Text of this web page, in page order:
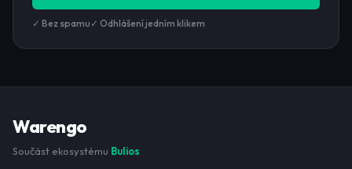
✓ Bez spamu ✓ Odhlášení jedním klikem
Warengo
Součást ekosystému Bulios